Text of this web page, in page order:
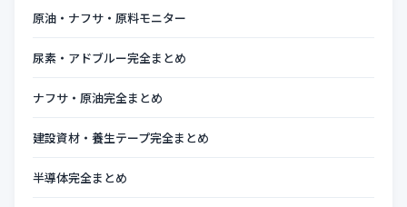
原油・ナフサ・原料モニター
尿素・アドブルー完全まとめ
ナフサ・原油完全まとめ
建設資材・養生テープ完全まとめ
半導体完全まとめ